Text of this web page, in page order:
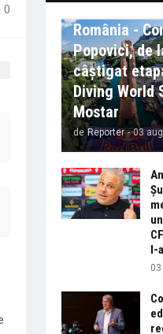
0
România -
Popovici, de
câștigat
Diving World
Mostar
de Reporter - 03
l-